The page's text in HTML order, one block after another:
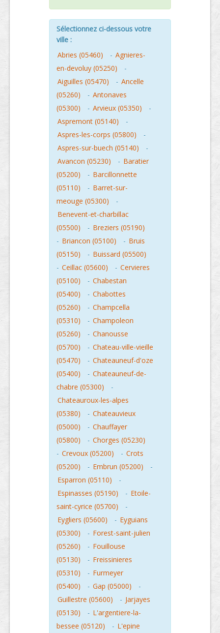
Sélectionnez ci-dessous votre
ville :
Abries (05460)
- Agnieres-
en-devoluy (05250)
-
Aiguilles (05470)
- Ancelle
(05260)
- Antonaves
(05300)
- Arvieux (05350)
-
Aspremont (05140)
-
Aspres-les-corps (05800)
-
Aspres-sur-buech (05140)
-
Avancon (05230)
- Baratier
(05200)
- Barcillonnette
(05110)
- Barret-sur-
meouge (05300)
-
Benevent-et-charbillac
(05500)
- Breziers (05190)
- Briancon (05100) - Bruis
(05150)
- Buissard (05500)
- Ceillac (05600) - Cervieres
(05100)
- Chabestan
(05400)
- Chabottes
(05260)
- Champcella
(05310)
- Champoleon
(05260)
- Chanousse
(05700)
- Chateau-ville-vieille
(05470)
- Chateauneuf-d'oze
(05400)
- Chateauneuf-de-
chabre (05300)
-
Chateauroux-les-alpes
(05380)
- Chateauvieux
(05000)
- Chauffayer
(05800)
- Chorges (05230)
- Crevoux (05200) - Crots
(05200)
- Embrun (05200)
-
Esparron (05110)
-
Espinasses (05190)
- Etoile-
saint-cyrice (05700)
-
Eygliers (05600)
- Eyguians
(05300)
- Forest-saint-julien
(05260)
- Fouillouse
(05130)
- Freissinieres
(05310)
- Furmeyer
(05400)
- Gap (05000)
-
Guillestre (05600)
- Jarjayes
(05130)
- L'argentiere-la-
bessee (05120)
- L'epine